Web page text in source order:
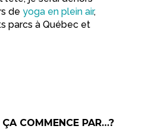
de yoga en plein air,
parcs à Québec et
COMMENCE PAR…?